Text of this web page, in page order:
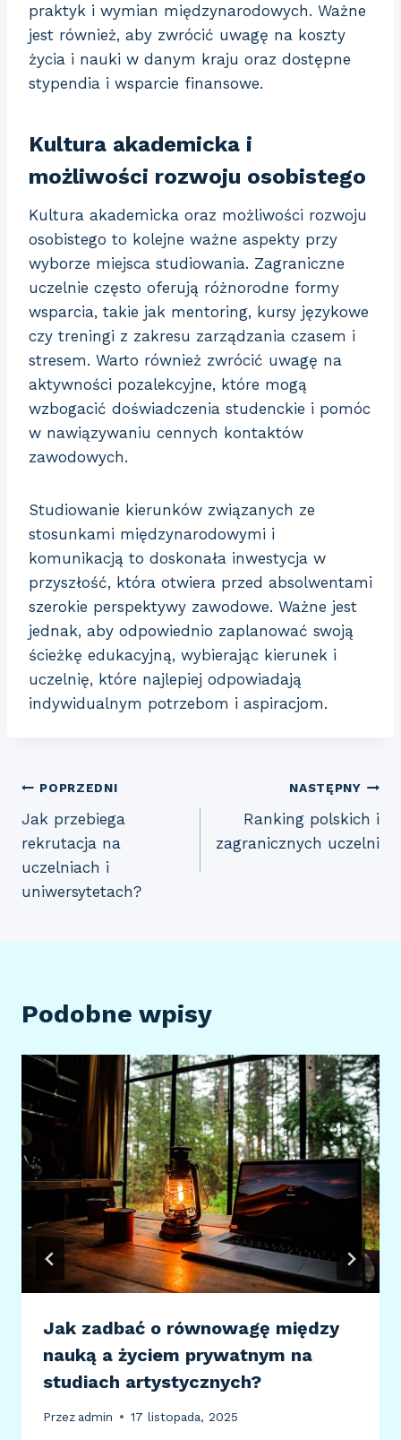
praktyk i wymian międzynarodowych. Ważne
jest również, aby zwrócić uwagę na koszty
życia i nauki w danym kraju oraz dostępne
stypendia i wsparcie finansowe.
Kultura akademicka i
możliwości rozwoju osobistego
Kultura akademicka oraz możliwości rozwoju
osobistego to kolejne ważne aspekty przy
wyborze miejsca studiowania. Zagraniczne
uczelnie często oferują różnorodne formy
wsparcia, takie jak mentoring, kursy językowe
czy treningi z zakresu zarządzania czasem i
stresem. Warto również zwrócić uwagę na
aktywności pozalekcyjne, które mogą
wzbogacić doświadczenia studenckie i pomóc
w nawiązywaniu cennych kontaktów
zawodowych.
Studiowanie kierunków związanych ze
stosunkami międzynarodowymi i
komunikacją to doskonała inwestycja w
przyszłość, która otwiera przed absolwentami
szerokie perspektywy zawodowe. Ważne jest
jednak, aby odpowiednio zaplanować swoją
ścieżkę edukacyjną, wybierając kierunek i
uczelnię, które najlepiej odpowiadają
indywidualnym potrzebom i aspiracjom.
Nawigacja
wpisu
POPRZEDNI
Jak przebiega
rekrutacja na
uczelniach i
uniwersytetach?
NASTĘPNY
Ranking polskich i
zagranicznych uczelni
Podobne wpisy
Jak zadbać o równowagę między
nauką a życiem prywatnym na
studiach artystycznych?
Przez admin 17 listopada, 2025